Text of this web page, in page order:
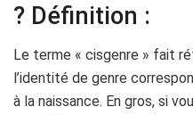
? Définition :
Le terme « cisgenre » fait
l’identité de genre
à la naissance. En gros, si